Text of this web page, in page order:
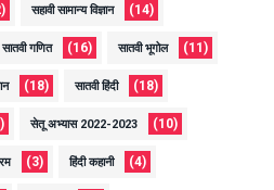
सहावी सामान्य विज्ञान (14)
सातवी गणित (16) सातवी भूगोल (11)
(18) सातवी हिंदी (18)
सेतू अभ्यास 2022-2023 (10)
(3) हिंदी कहानी (4)